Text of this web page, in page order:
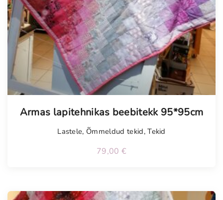
Armas lapitehnikas beebitekk 95*95cm
Lastele, Õmmeldud tekid,Tekid
79,00 €